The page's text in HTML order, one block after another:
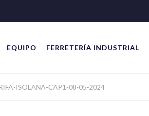
EQUIPO FERRETERÍA INDUSTRIAL
ISOLANA-CAP1-08-05-2024